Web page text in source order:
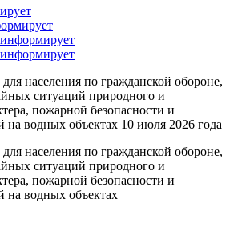
информирует
информирует
населения по гражданской обороне,
ситуаций природного и
пожарной безопасности и
на водных объектах 10 июля 2026 года
населения по гражданской обороне,
ситуаций природного и
пожарной безопасности и
на водных объектах